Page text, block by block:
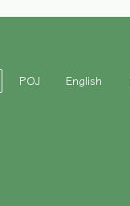
POJ English